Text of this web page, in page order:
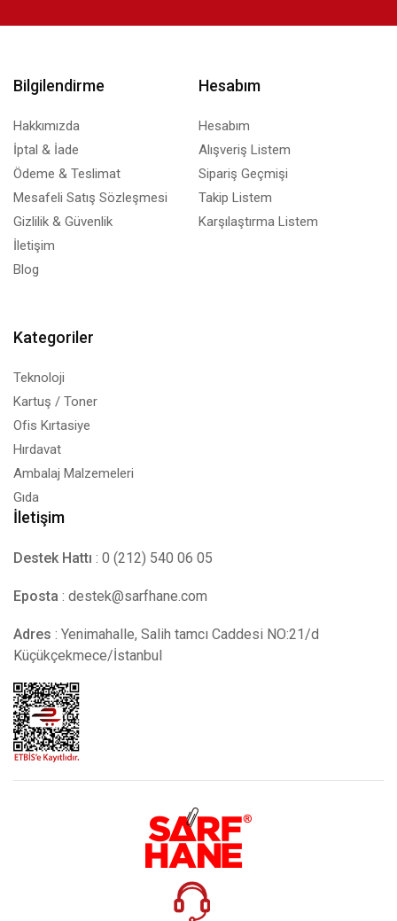
Bilgilendirme
Hakkımızda
İptal & İade
Ödeme & Teslimat
Mesafeli Satış Sözleşmesi
Gizlilik & Güvenlik
İletişim
Blog
Hesabım
Hesabım
Alışveriş Listem
Sipariş Geçmişi
Takip Listem
Karşılaştırma Listem
Kategoriler
Teknoloji
Kartuş / Toner
Ofis Kırtasiye
Hırdavat
Ambalaj Malzemeleri
Gıda
İletişim
Destek Hattı : 0 (212) 540 06 05
Eposta : destek@sarfhane.com
Adres : Yenimahalle, Salih tamcı Caddesi NO:21/d
Küçükçekmece/İstanbul